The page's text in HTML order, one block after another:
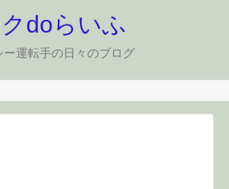
doらいふ
ー運転手の日々のブログ